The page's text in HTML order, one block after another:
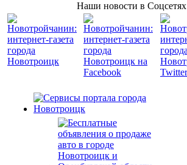
Наши новости в Соцсетях